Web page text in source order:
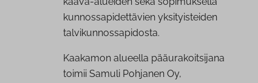
kunnossapidettävien yksityisteiden
talvikunnossapidosta.
Kaakamon alueella pääurakoitsijana
toimii Samuli Pohjanen Oy,